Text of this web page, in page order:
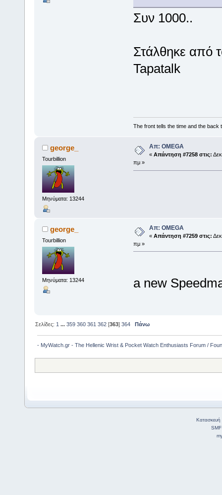
Συν 1000..
Στάλθηκε από
Tapatalk
The front tells the time and the back
george_
Tourbillion
Μηνύματα: 13244
Απ: OMEGA
« Απάντηση #7258 στις:
πμ »
george_
Tourbillion
Μηνύματα: 13244
Απ: OMEGA
« Απάντηση #7259 στις:
πμ »
a new
Σελίδες: 1 ...359 360 361 362 [363]364 Πάνω
- MyWatch.gr - The Hellenic Wrist & Pocket Watch Enthusiasts Forum /
Κατασκευή